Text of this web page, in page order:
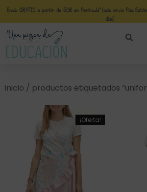
Envío GRATIS a partir de 50€ en Península* (solo envio Paq
días)
inicio / productos etiquetados
¡Oferta!